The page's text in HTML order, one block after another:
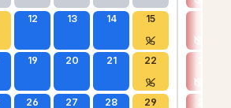
12 13 14 15
19 20 21 22
26 27 28 29